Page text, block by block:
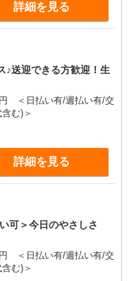
詳細を見る
送迎できる方歓迎！生
＜日払い有/週払い有/交
む)＞
詳細を見る
可＞今日のやさしさ
＜日払い有/週払い有/交
む)＞